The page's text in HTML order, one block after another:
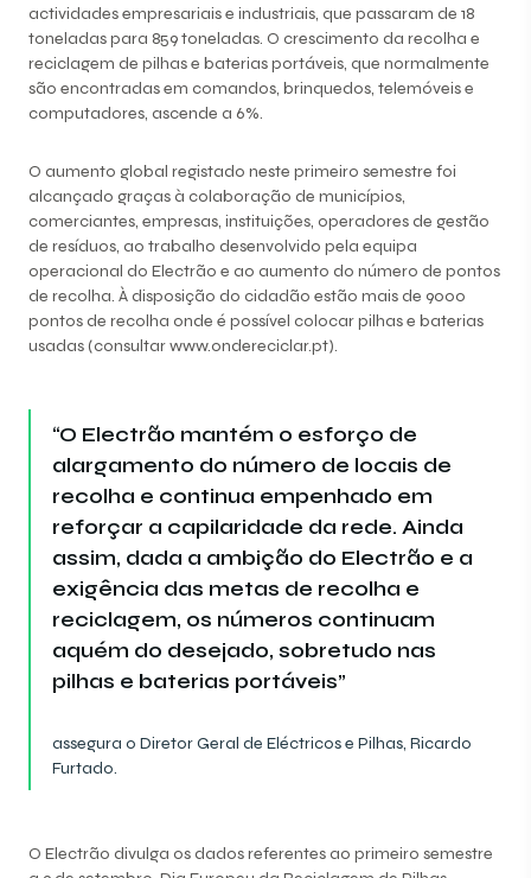
actividades empresariais e industriais, que passaram de 18
toneladas para 859 toneladas. O crescimento da recolha e
reciclagem de pilhas e baterias portáveis, que normalmente
são encontradas em comandos, brinquedos, telemóveis e
computadores, ascende a 6%.
O aumento global registado neste primeiro semestre foi
alcançado graças à colaboração de municípios,
comerciantes, empresas, instituições, operadores de gestão
de resíduos, ao trabalho desenvolvido pela equipa
operacional do Electrão e ao aumento do número de pontos
de recolha. À disposição do cidadão estão mais de 9000
pontos de recolha onde é possível colocar pilhas e baterias
usadas (consultarwww.ondereciclar.pt).
“O Electrão mantém o esforço de
alargamento do número de locais de
recolha e continua empenhado em
reforçar a capilaridade da rede. Ainda
assim, dada a ambição do Electrão e a
exigência das metas de recolha e
reciclagem, os números continuam
aquém do desejado, sobretudo nas
pilhas e baterias portáveis”
assegura o Diretor Geral de Eléctricos e Pilhas, Ricardo
Furtado.
O Electrão divulga os dados referentes ao primeiro semestre